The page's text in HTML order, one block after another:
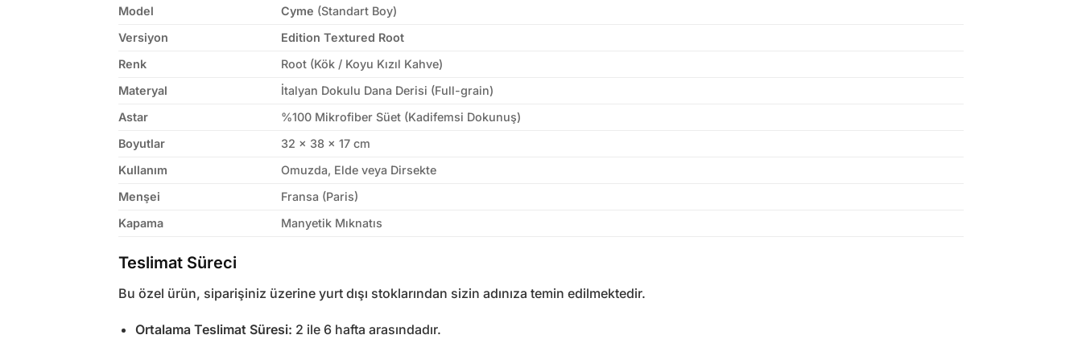
Model
Cyme (Standart Boy)
Versiyon
Edition Textured Root
Renk
Root (Kök / Koyu Kızıl Kahve)
Materyal
İtalyan Dokulu Dana Derisi (Full-grain)
Astar
%100 Mikrofiber Süet (Kadifemsi Dokunuş)
Boyutlar
32 x 38 x 17 cm
Kullanım
Omuzda, Elde veya Dirsekte
Menşei
Fransa (Paris)
Kapama
Manyetik Mıknatıs
Teslimat Süreci
Bu özel ürün, siparişiniz üzerine yurt dışı stoklarından sizin adınıza temin edilmektedir.
Ortalama Teslimat Süresi: 2 ile 6 hafta arasındadır.